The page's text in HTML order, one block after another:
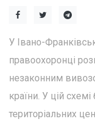
У Івано-
правоохоронці
незаконним
країни. У цій
територіальних